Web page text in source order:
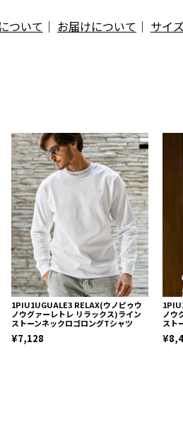
ついて ｜ お届けについて ｜ サイ
1PIU1UGUALE3 RELAX(ウノピゥウ
ノウグァーレトレ リラックス)ライン
ストーンネックロゴロングTシャツ
¥7,128
ノウ
スト